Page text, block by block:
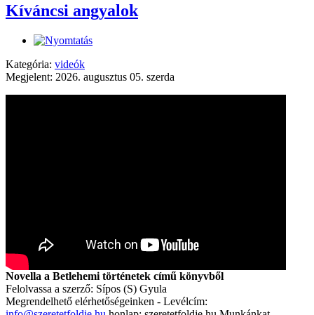
Kíváncsi angyalok
Kategória: videók
Megjelent: 2026. augusztus 05. szerda
Novella a Betlehemi történetek című könyvből
Felolvassa a szerző: Sípos (S) Gyula
Megrendelhető elérhetőségeinken - Levélcím: